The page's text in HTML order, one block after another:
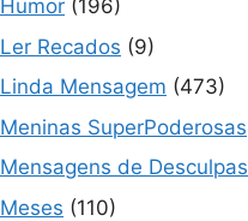
Humor (196)
Ler Recados (9)
Linda Mensagem (473)
Meninas SuperPoderosas
Mensagens de Desculpas
Meses (110)